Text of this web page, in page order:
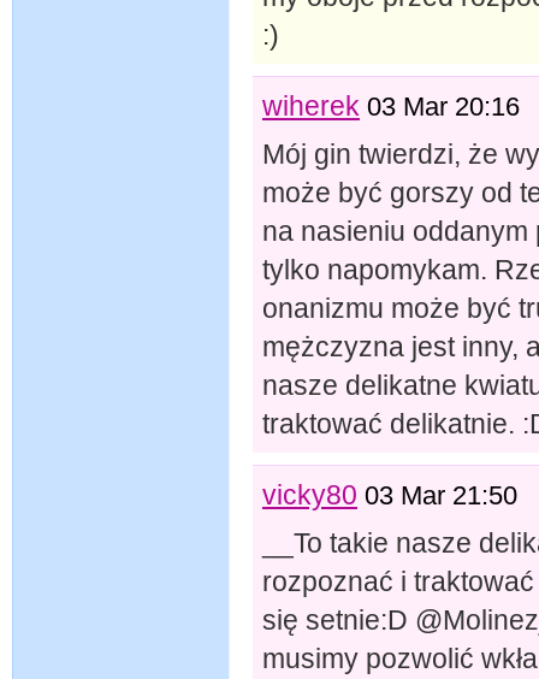
:)
wiherek 03 Mar 20:16
Mój gin twierdzi, że
może być gorszy od
na nasieniu
tylko napomykam.
onanizmu może być
mężczyzna jest inny,
nasze delikatne
traktować delikatnie.
vicky80 03 Mar 21:50
__To takie nasze
rozpoznać i
się setnie:D
musimy pozwolić